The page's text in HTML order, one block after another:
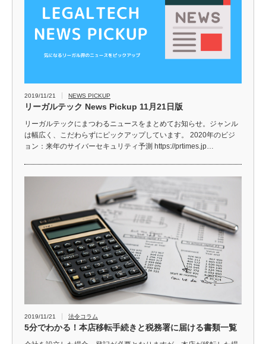
2019/11/21 NEWS PICKUP
リーガルテック News Pickup 11月21日版
リーガルテックにまつわるニュースをまとめてお知らせ。ジャンル
は幅広く、こだわらずにピックアップしています。 2020年のビジ
ョン：来年のサイバーセキュリティ予測 https://prtimes.jp…
2019/11/21 法令コラム
5分でわかる！本店移転手続きと税務署に届ける書類一覧